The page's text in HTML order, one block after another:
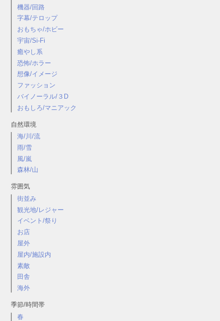
機器/回路
字幕/テロップ
おもちゃ/ホビー
宇宙/Si-Fi
癒やし系
恐怖/ホラー
想像/イメージ
ファッション
バイノーラル/３D
おもしろ/マニアック
自然環境
海/川/流
雨/雪
風/嵐
森林/山
雰囲気
街並み
観光地/レジャー
イベント/祭り
お店
屋外
屋内/施設内
素敵
田舎
海外
季節/時間帯
春